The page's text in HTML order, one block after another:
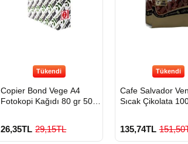
Tükendi
Copier Bond Vege A4
Fotokopi Kağıdı 80 gr 500
26,35TL 29,15TL
Tükendi
Cafe Salvador
Sıcak Çikolata
135,74TL